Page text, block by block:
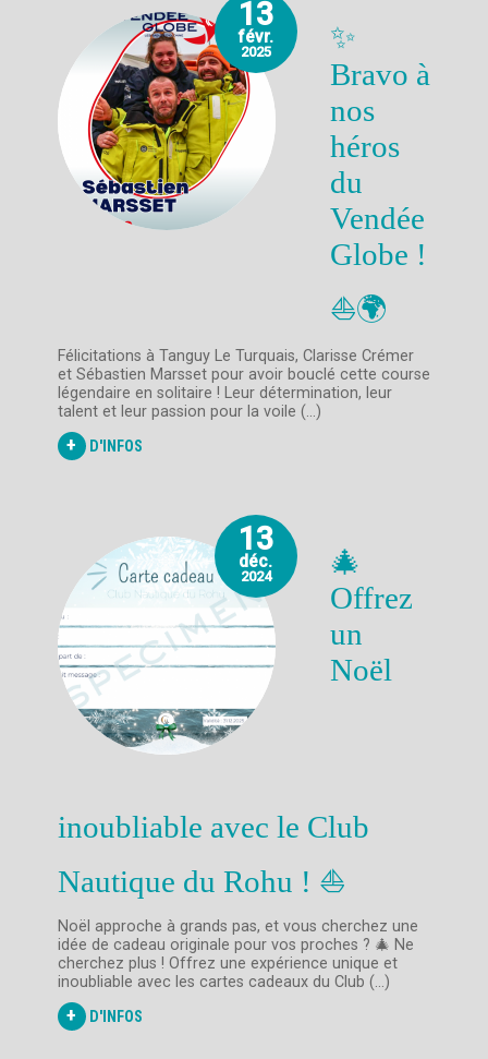
13
févr.
2025
✨
Bravo à
nos
héros
du
Vendée
Globe !
⛵🌍
Félicitations à Tanguy Le Turquais, Clarisse Crémer
et Sébastien Marsset pour avoir bouclé cette course
légendaire en solitaire ! Leur détermination, leur
talent et leur passion pour la voile (...)
+ D'INFOS
13
déc.
2024
🎄
Offrez
un
Noël
inoubliable avec le Club
Nautique du Rohu ! ⛵️
Noël approche à grands pas, et vous cherchez une
idée de cadeau originale pour vos proches ? 🎄 Ne
cherchez plus ! Offrez une expérience unique et
inoubliable avec les cartes cadeaux du Club (...)
+ D'INFOS